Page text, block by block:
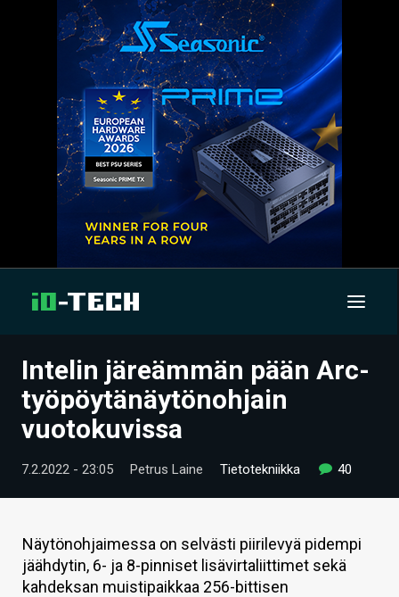
UUTISET
ARTIKKELIT
VIDEOT
TECHBBS
TIETOA
HINTA.FI
Intelin järeämmän pään Arc-
työpöytänäytönohjain
vuotokuvissa
7.2.2022 - 23:05 Petrus Laine Tietotekniikka 40
Näytönohjaimessa on selvästi piirilevyä pidempi
jäähdytin, 6- ja 8-pinniset lisävirtaliittimet sekä
kahdeksan muistipaikkaa 256-bittisen